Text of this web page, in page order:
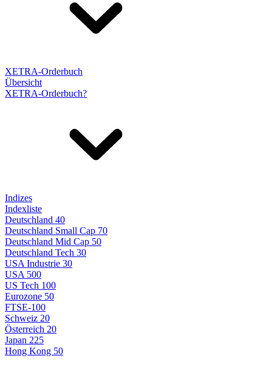
XETRA-Orderbuch
Übersicht
XETRA-Orderbuch?
Indizes
Indexliste
Deutschland 40
Deutschland Small Cap 70
Deutschland Mid Cap 50
Deutschland Tech 30
USA Industrie 30
USA 500
US Tech 100
Eurozone 50
FTSE-100
Schweiz 20
Österreich 20
Japan 225
Hong Kong 50